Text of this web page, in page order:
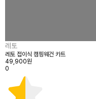
레토
레토 접이식 캠핑웨건 카트
49,900원
0